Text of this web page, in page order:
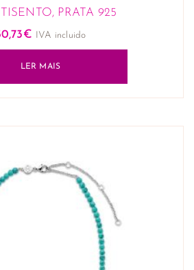
PRATA 925
€ IVA incluido
LER MAIS